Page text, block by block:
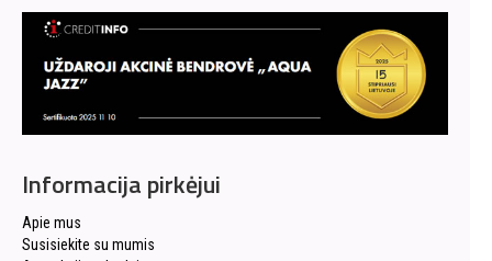
Informacija pirkėjui
Apie mus
Susisiekite su mumis